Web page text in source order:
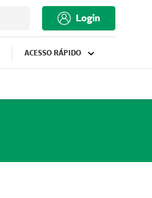
Login
ACESSO RÁPIDO